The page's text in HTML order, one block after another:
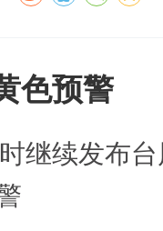
色预警
继续发布